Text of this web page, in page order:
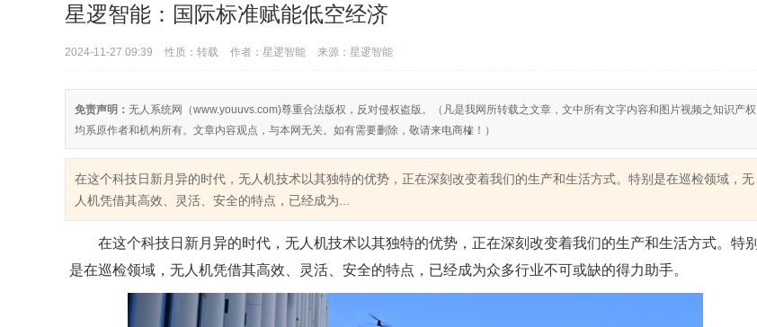
星逻智能：国际标准赋能低空经济
2024-11-27 09:39 性质：转载 作者：星逻智能 来源：星逻智能
免责声明： 无人系统网（www.youuvs.com)尊重合法版权，反对侵权盗版。（凡是我网所转载之文章，文中所有文字内容和图片视频之知识产权
均系原作者和机构所有。文章内容观点，与本网无关。如有需要删除，敬请来电商榷！）
在这个科技日新月异的时代，无人机技术以其独特的优势，正在深刻改变着我们的生产和生活方式。特别是在巡检领域，无
人机凭借其高效、灵活、安全的特点，已经成为...
在这个科技日新月异的时代，无人机技术以其独特的优势，正在深刻改变着我们的生产和生活方式。特别
是在巡检领域，无人机凭借其高效、灵活、安全的特点，已经成为众多行业不可或缺的得力助手。